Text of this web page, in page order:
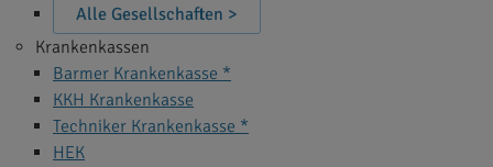
Alle Gesellschaften >
Krankenkassen
Barmer Krankenkasse *
KKH Krankenkasse
Techniker Krankenkasse *
HEK